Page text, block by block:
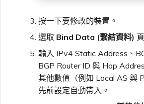
按一下要修改的裝置。
選取 Bind Data (繫結資料)
輸入 IPv4 Static Address、
BGP Router ID 與 Hop
其他數值（例如 Local AS 與
先前設定自動帶入。